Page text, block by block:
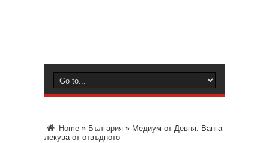
Home » България » Медиум от Девня: Ванга
лекува от отвъдното